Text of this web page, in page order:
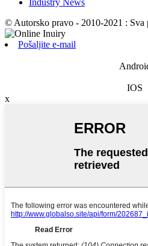
Industry News
© Autorsko pravo - 2010-2021 : Sva
Pošaljite e-mail
IOS
x